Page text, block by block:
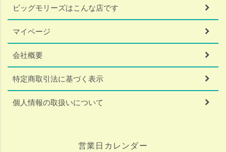
ビッグモリーズはこんな店です
マイページ
会社概要
特定商取引法に基づく表示
個人情報の取扱いについて
営業日カレンダー